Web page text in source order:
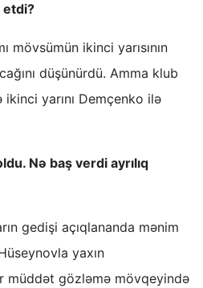
etdi?
mövsümün ikinci yarısının
düşünürdü. Amma klub
yarını Demçenko ilə
Nə baş verdi ayrılıq
gedişi açıqlananda mənim
yaxın
müddət gözləmə mövqeyində